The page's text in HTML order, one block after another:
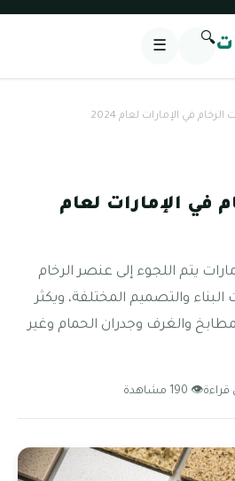
🔍
☰
في الإمارات لعام 2024
في الإمارات لعام
يتم اللجوء إلى عنصر الرخام
والتصميم المختلفة، ويكثر
والغرف وجدران الحمام وغير
👁 190 مشاهدة